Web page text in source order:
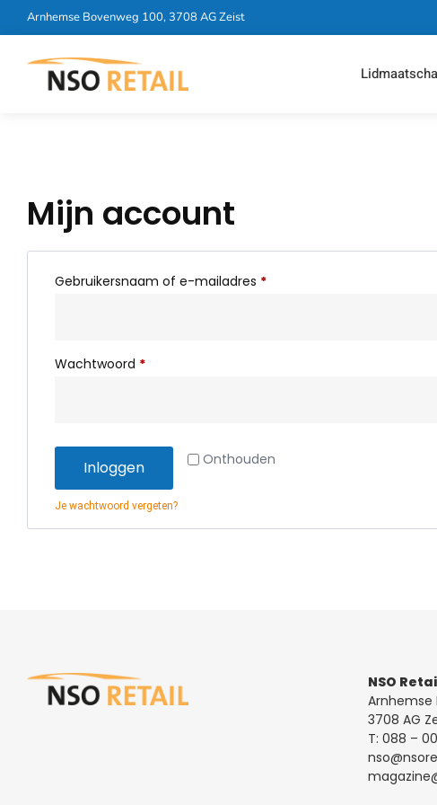
Arnhemse Bovenweg 100, 3708 AG Zeist
Mijn account
Gebruikersnaam of e-mailadres *
Wachtwoord *
Onthouden
Inloggen
Je wachtwoord vergeten?
NSO
Arnhemse
3708 AG
T: 088 –